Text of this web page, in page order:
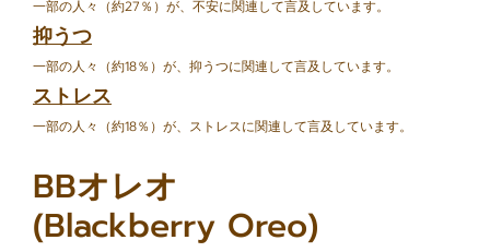
一部の人々（約27％）が、不安に関連して言及しています。
抑うつ
一部の人々（約18％）が、抑うつに関連して言及しています。
ストレス
一部の人々（約18％）が、ストレスに関連して言及しています。
BBオレオ
(Blackberry Oreo)